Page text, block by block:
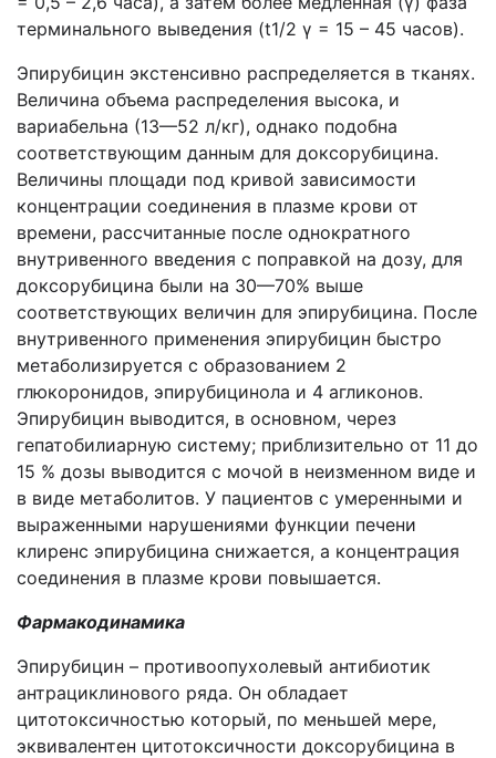
терминального выведения (t1/2 γ = 15 – 45 часов).
Эпирубицин экстенсивно распределяется в тканях.
Величина объема распределения высока, и
вариабельна (13—52 л/кг), однако подобна
соответствующим данным для доксорубицина.
Величины площади под кривой зависимости
концентрации соединения в плазме крови от
времени, рассчитанные после однократного
внутривенного введения с поправкой на дозу, для
доксорубицина были на 30—70% выше
соответствующих величин для эпирубицина. После
внутривенного применения эпирубицин быстро
метаболизируется с образованием 2
глюкоронидов, эпирубицинола и 4 агликонов.
Эпирубицин выводится, в основном, через
гепатобилиарную систему; приблизительно от 11 до
15 % дозы выводится с мочой в неизменном виде и
в виде метаболитов. У пациентов с умеренными и
выраженными нарушениями функции печени
клиренс эпирубицина снижается, а концентрация
соединения в плазме крови повышается.
Фармакодинамика
Эпирубицин – противоопухолевый антибиотик
антрациклинового ряда. Он обладает
цитотоксичностью который, по меньшей мере,
эквивалентен цитотоксичности доксорубицина в